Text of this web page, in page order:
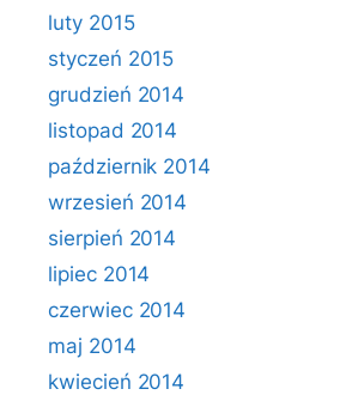
luty 2015
styczeń 2015
grudzień 2014
listopad 2014
październik 2014
wrzesień 2014
sierpień 2014
lipiec 2014
czerwiec 2014
maj 2014
kwiecień 2014